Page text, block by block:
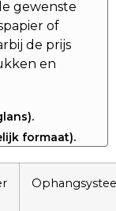
gewenste
of
de prijs
en
formaat).